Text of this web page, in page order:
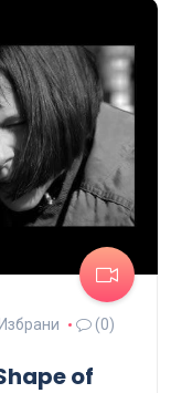
Избрани (0)
of